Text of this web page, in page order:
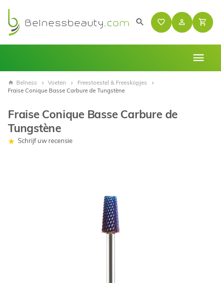
Belness Voeten
Freestoestel & Freeskopjes
Fraise Conique Basse Carbure de Tungstène
Fraise Conique Basse Carbure de
Tungstène
Schrijf uw recensie